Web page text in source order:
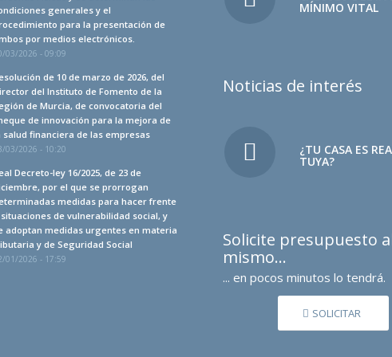
generales y el
para la presentación de
por medios electrónicos.
03/2026 - 09:09
de 10 de marzo de 2026, del
del Instituto de Fomento de la
de Murcia, de convocatoria del
de innovación para la mejora de
salud financiera de las empresas
03/2026 - 10:20
Decreto-ley 16/2025, de 23 de
por el que se prorrogan
medidas para hacer frente
situaciones de vulnerabilidad social, y
adoptan medidas urgentes en materia
y de Seguridad Social
01/2026 - 17:59
MÍNIMO VITAL
Noticias de interés
¿TU CASA ES
TUYA?
Solicite presupuesto
mismo…
... en pocos minutos lo tendrá.
SOLICITAR